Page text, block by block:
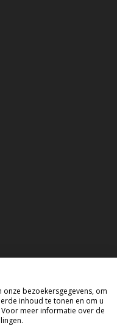
onze bezoekersgegevens, om
inhoud te tonen en om u
meer informatie over de